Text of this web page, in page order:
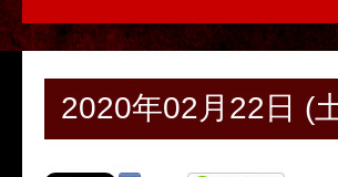
2020年02月22日 (